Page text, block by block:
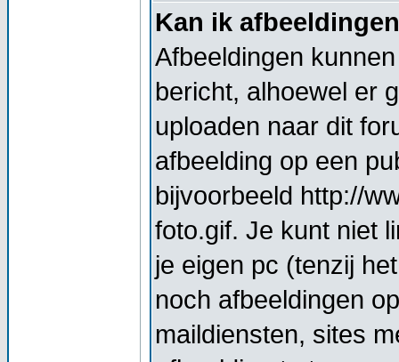
Kan ik
Afbeeldingen
bericht, alhoewel er
uploaden naar dit
afbeelding op een
bijvoorbeeld http://
foto.gif. Je kunt niet
je eigen pc (tenzij
noch afbeeldingen
maildiensten, sites